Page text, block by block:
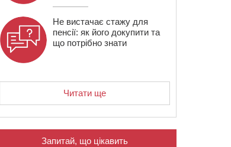
Не вистачає стажу для
пенсії: як його докупити та
що потрібно знати
Читати ще
Запитай, що цікавить